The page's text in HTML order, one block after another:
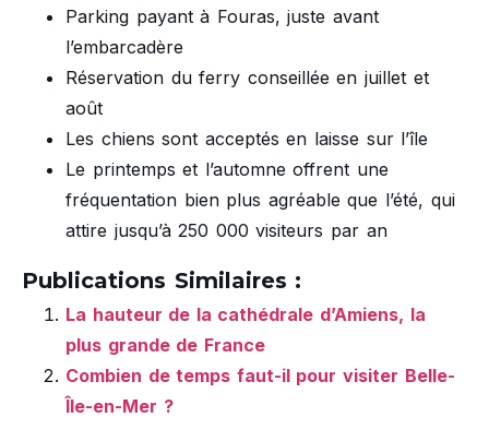
Parking payant à Fouras, juste avant
l’embarcadère
Réservation du ferry conseillée en juillet et
août
Les chiens sont acceptés en laisse sur l’île
Le printemps et l’automne offrent une
fréquentation bien plus agréable que l’été, qui
attire jusqu’à 250 000 visiteurs par an
Publications Similaires :
La hauteur de la cathédrale d’Amiens, la
plus grande de France
Combien de temps faut-il pour visiter Belle-
Île-en-Mer ?